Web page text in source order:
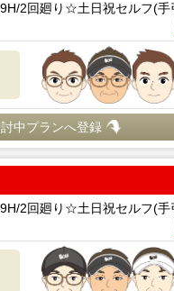
9H/2回廻り☆土日祝セルフ(手
中プランへ登録
9H/2回廻り☆土日祝セルフ(手